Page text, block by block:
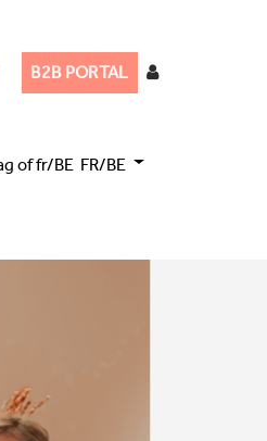
FR/BE
B2B PORTAL